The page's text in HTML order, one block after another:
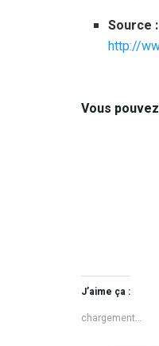
Source :
http://
Vous
J’aime ça :
chargement…